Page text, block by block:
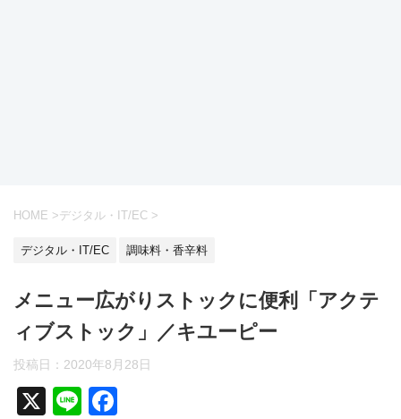
HOME >デジタル・IT/EC >
デジタル・IT/EC 調味料・香辛料
メニュー広がりストックに便利「アクテ
ィブストック」／キユーピー
投稿日： 2020年8月28日
X
Li